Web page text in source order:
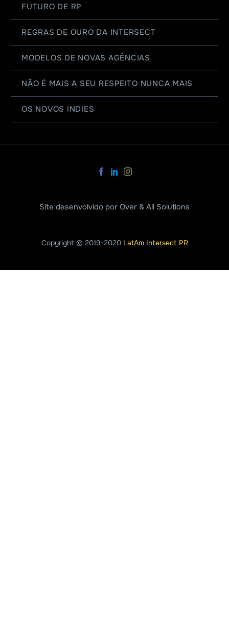
FUTURO DE RP
REGRAS DE OURO DA INTERSECT
MODELOS DE NOVAS AGÊNCIAS
NÃO É MAIS A SEU RESPEITO NUNCA MAIS
OS NOVOS INDIES
Site desenvolvido por Over & All Solutions
Copyright © 2019-2020 LatAm Intersect PR